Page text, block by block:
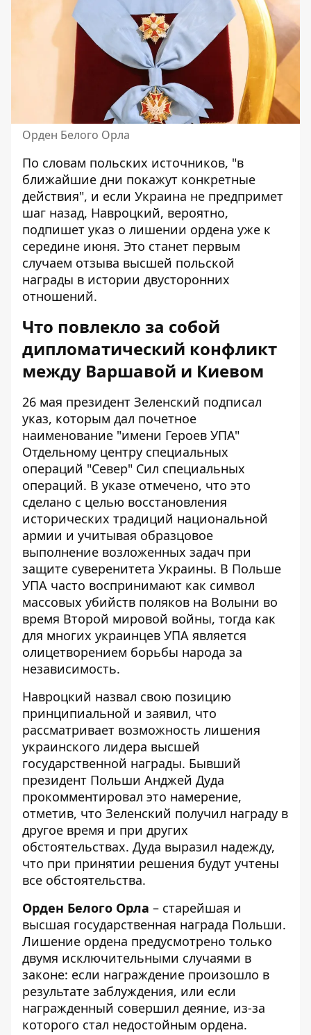
Орден Белого Орла
По словам польских источников, "в
ближайшие дни покажут конкретные
действия", и если Украина не предпримет
шаг назад, Навроцкий, вероятно,
подпишет указ о лишении ордена уже к
середине июня. Это станет первым
случаем отзыва высшей польской
награды в истории двусторонних
отношений.
Что повлекло за собой
дипломатический конфликт
между Варшавой и Киевом
26 мая президент Зеленский подписал
указ, которым дал почетное
наименование "имени Героев УПА"
Отдельному центру специальных
операций "Север" Сил специальных
операций. В указе отмечено, что это
сделано с целью восстановления
исторических традиций национальной
армии и учитывая образцовое
выполнение возложенных задач при
защите суверенитета Украины. В Польше
УПА часто воспринимают как символ
массовых убийств поляков на Волыни во
время Второй мировой войны, тогда как
для многих украинцев УПА является
олицетворением борьбы народа за
независимость.
Навроцкий назвал свою позицию
принципиальной и заявил, что
рассматривает возможность лишения
украинского лидера высшей
государственной награды. Бывший
президент Польши Анджей Дуда
прокомментировал это намерение,
отметив, что Зеленский получил награду в
другое время и при других
обстоятельствах. Дуда выразил надежду,
что при принятии решения будут учтены
все обстоятельства.
Орден Белого Орла – старейшая и
высшая государственная награда Польши.
Лишение ордена предусмотрено только
двумя исключительными случаями в
законе: если награждение произошло в
результате заблуждения, или если
награжденный совершил деяние, из-за
которого стал недостойным ордена.